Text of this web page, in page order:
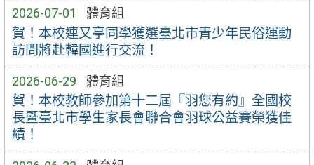
2026-07-01 體育組
賀！本校連又亭同學獲選臺北市青少年民俗運動
訪問將赴韓國進行交流！
2026-06-29 體育組
賀！本校教師參加第十二屆『羽您有約』全國校
長暨臺北市學生家長會聯合會羽球公益賽榮獲佳
績！